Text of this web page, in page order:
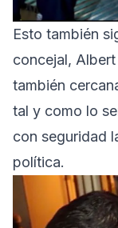
Esto también
concejal,
también
tal y como lo
con seguridad
política.